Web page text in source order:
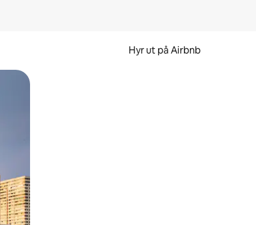
Hyr ut på Airbnb